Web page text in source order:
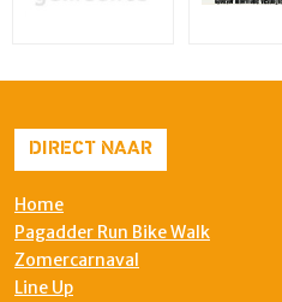
DIRECT NAAR
Home
Pagadder Run Bike Walk
Zomercarnaval
Line Up